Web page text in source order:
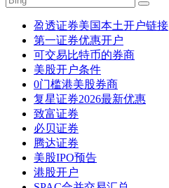
盈透证券美国本土开户链接
第一证券优惠开户
可交易比特币的券商
美股开户条件
0门槛港美股券商
复星证券2026最新优惠
致富证券
必贝证券
腾达证券
美股IPO预告
港股开户